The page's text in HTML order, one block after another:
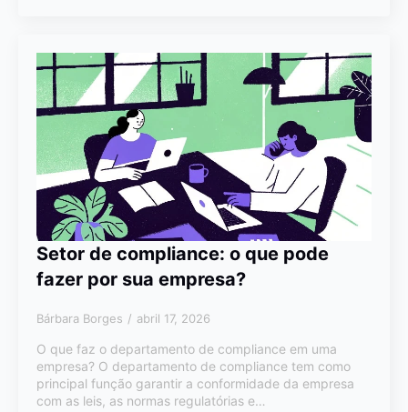
Setor de compliance: o que pode
fazer por sua empresa?
Bárbara Borges abril 17, 2026
O que faz o departamento de compliance em uma
empresa? O departamento de compliance tem como
principal função garantir a conformidade da empresa
com as leis, as normas regulatórias e…